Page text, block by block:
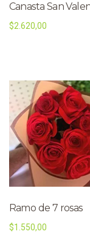
Canasta San
$2.620,00
Ramo de 7 rosas
$1.550,00